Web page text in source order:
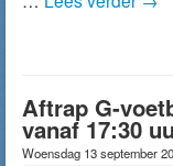
Aftrap G-
vanaf 17:30
Woensdag 13 september